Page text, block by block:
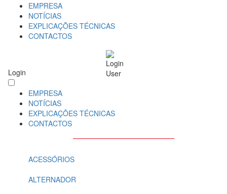
EMPRESA
NOTÍCIAS
EXPLICAÇÕES TÉCNICAS
CONTACTOS
Login
EMPRESA
NOTÍCIAS
EXPLICAÇÕES TÉCNICAS
CONTACTOS
ACESSÓRIOS
ALTERNADOR